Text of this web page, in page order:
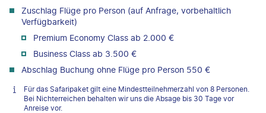
Zuschlag Flüge pro Person (auf Anfrage, vorbehaltlich
Verfügbarkeit)
Premium Economy Class ab 2.000 €
Business Class ab 3.500 €
Abschlag Buchung ohne Flüge pro Person 550 €
Für das Safaripaket gilt eine Mindestteilnehmerzahl von 8 Personen.
Bei Nichterreichen behalten wir uns die Absage bis 30 Tage vor
Anreise vor.